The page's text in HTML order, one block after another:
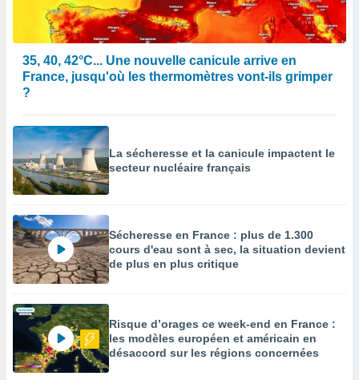
35, 40, 42°C... Une nouvelle canicule arrive en
France, jusqu'où les thermomètres vont-ils grimper
?
La sécheresse et la canicule impactent le
secteur nucléaire français
Sécheresse en France : plus de 1.300
cours d'eau sont à sec, la situation devient
de plus en plus critique
Risque d’orages ce week-end en France :
les modèles européen et américain en
désaccord sur les régions concernées